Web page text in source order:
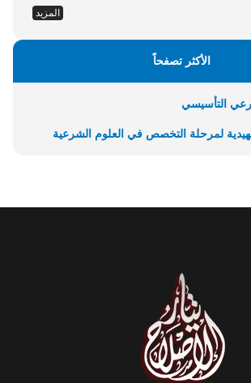
النووية من مختصر جامع العلوم والحكم
للدكتور هشام برغش. 5 - السيرة: الرحيق المختوم للمباركفوري،
تطهير الجنان ـ...
المزيد
الأكثر تصفحاً
التأسيسي
لمرحلة التخصص في العلوم الشرعية